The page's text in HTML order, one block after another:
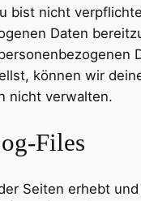
bist nicht
Daten
können wir
nicht verwalten.
Files
Seiten erhebt